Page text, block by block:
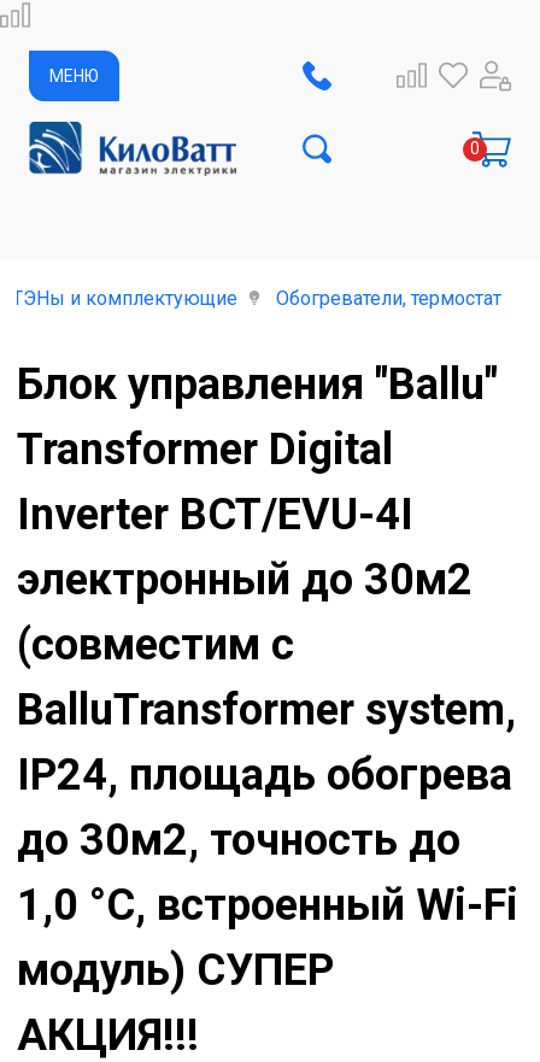
МЕНЮ
ТЭНы и комплектующие Обогреватели, термостаты,
Блок управления "Ballu"
Transformer Digital
Inverter BCT/EVU-4I
электронный до 30м2
(совместим с
BalluTransformer system,
IP24, площадь обогрева
до 30м2, точность до
1,0 °С, встроенный Wi-Fi
модуль) СУПЕР
АКЦИЯ!!!